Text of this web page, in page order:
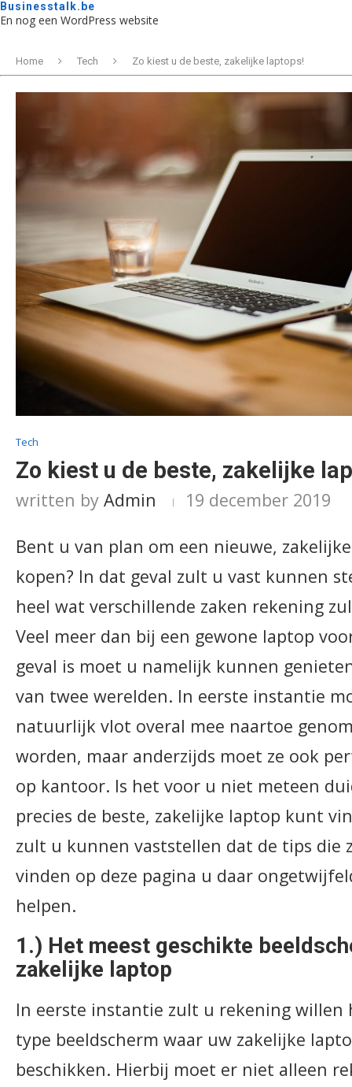
Businesstalk.be
En nog een WordPress website
Home Tech Zo kiest u de beste, zakelijke laptops!
Tech
Zo kiest u de beste, zakelijke
written by Admin 19 december 2019
Bent u van plan om een nieuwe,
kopen? In dat geval zult u vast kunnen
heel wat verschillende zaken rekening
Veel meer dan bij een gewone laptop
geval is moet u namelijk kunnen
van twee werelden. In eerste instantie
natuurlijk vlot overal mee naartoe
worden, maar anderzijds moet ze ook
op kantoor. Is het voor u niet meteen
precies de beste, zakelijke laptop kunt
zult u kunnen vaststellen dat de tips die
vinden op deze pagina u daar
helpen.
1.) Het meest geschikte
zakelijke laptop
In eerste instantie zult u rekening willen
type beeldscherm waar uw zakelijke
beschikken. Hierbij moet er niet alleen